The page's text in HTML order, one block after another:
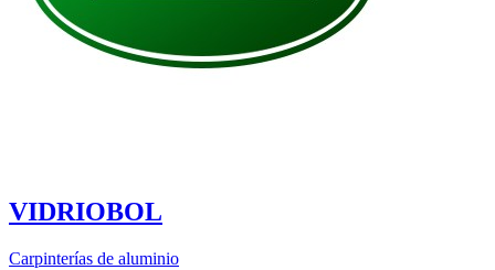
VIDRIOBOL
Carpinterías de aluminio